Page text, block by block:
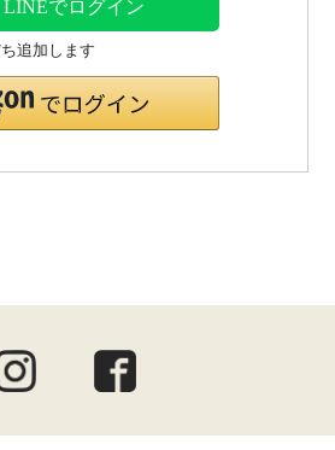
LINEでログイン
追加します